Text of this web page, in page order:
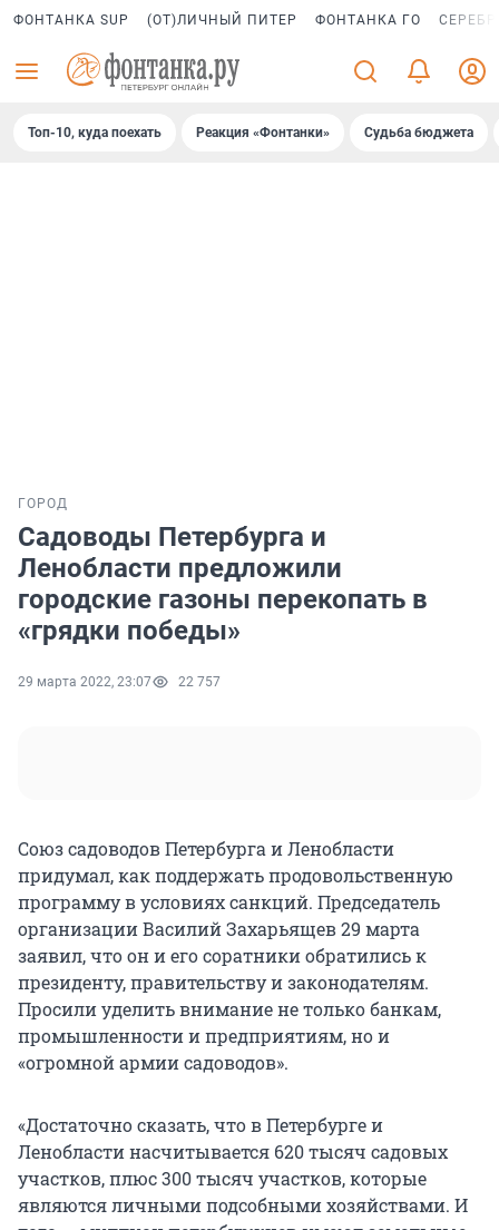
ФОНТАНКА SUP (ОТ)ЛИЧНЫЙ ПИТЕР ФОНТАНКА ГО
Топ-10, куда поехать Реакция «Фонтанки» Судьба бюджета
ГОРОД
Садоводы Петербурга и
Ленобласти предложили
городские газоны перекопать в
«грядки победы»
29 марта 2022, 23:07 22 757
Союз садоводов Петербурга и Ленобласти
придумал, как поддержать продовольственную
программу в условиях санкций. Председатель
организации Василий Захарьящев 29 марта
заявил, что он и его соратники обратились к
президенту, правительству и законодателям.
Просили уделить внимание не только банкам,
промышленности и предприятиям, но и
«огромной армии садоводов».
«Достаточно сказать, что в Петербурге и
Ленобласти насчитывается 620 тысяч садовых
участков, плюс 300 тысяч участков, которые
являются личными подсобными хозяйствами. И